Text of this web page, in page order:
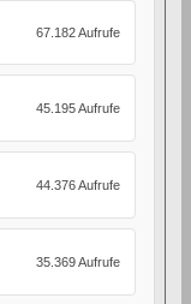
67.182 Aufrufe
45.195 Aufrufe
44.376 Aufrufe
35.369 Aufrufe